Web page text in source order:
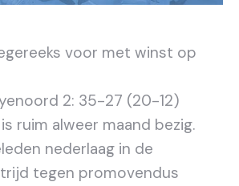
voor met winst op
2: 35-27 (20-12)
ruim alweer maand bezig.
nederlaag in de
tegen promovendus